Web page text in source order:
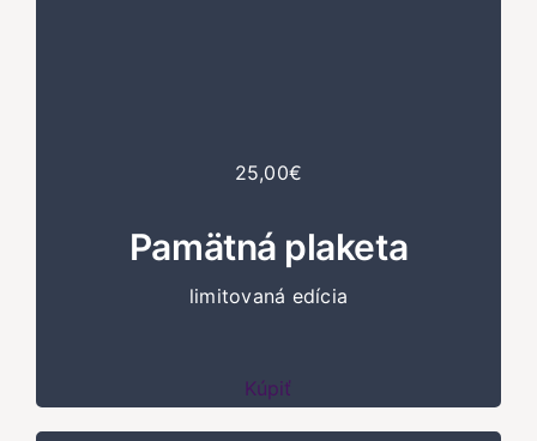
25,00€
Pamätná plaketa
limitovaná edícia
Kúpiť